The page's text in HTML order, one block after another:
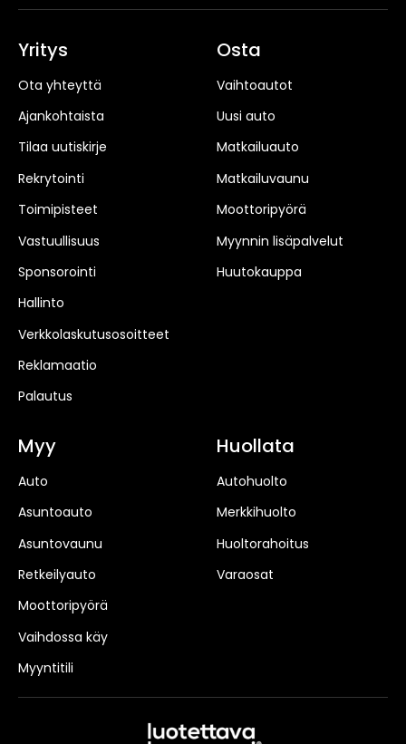
Yritys
Ota yhteyttä
Ajankohtaista
Tilaa uutiskirje
Rekrytointi
Toimipisteet
Vastuullisuus
Sponsorointi
Hallinto
Verkkolaskutusosoitteet
Reklamaatio
Palautus
Osta
Vaihtoautot
Uusi auto
Matkailuauto
Matkailuvaunu
Moottoripyörä
Myynnin lisäpalvelut
Huutokauppa
Myy
Auto
Asuntoauto
Asuntovaunu
Retkeilyauto
Moottoripyörä
Vaihdossa käy
Myyntitili
Huollata
Autohuolto
Merkkihuolto
Huoltorahoitus
Varaosat